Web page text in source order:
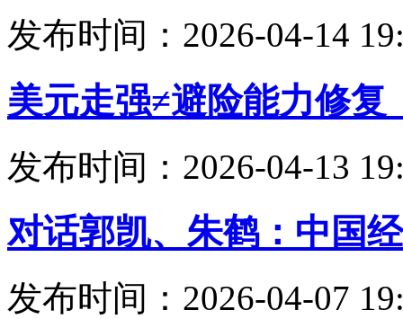
发布时间：2026-04-14
美元走强≠避险能力修
发布时间：2026-04-13
对话郭凯、朱鹤：中国
发布时间：2026-04-07